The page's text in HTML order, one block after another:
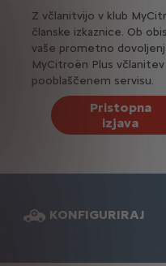
Z včlanitvijo v klub
članske izkaznice. Ob
vaše prometno
MyCitroën Plus
pooblaščenem servisu.
Pristopna
izjava
KONFIGURIRAJ